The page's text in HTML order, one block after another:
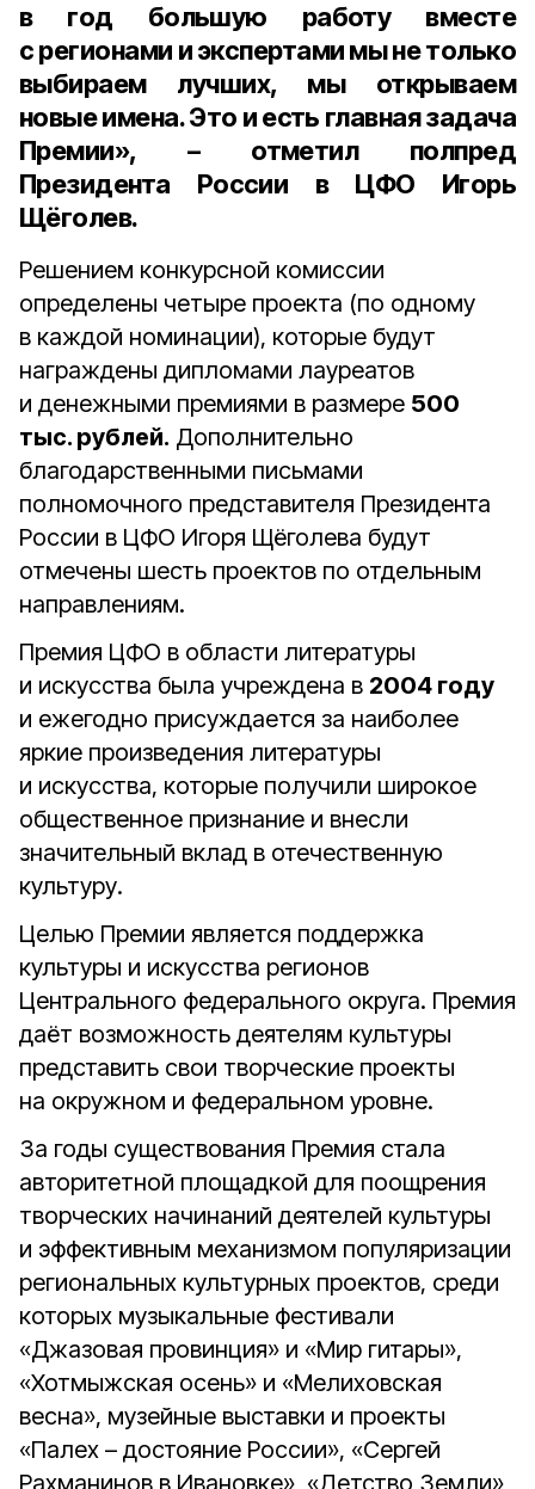
в год большую работу вместе
с регионами и экспертами мы не только
выбираем лучших, мы открываем
новые имена. Это и есть главная задача
Премии», – отметил полпред
Президента России в ЦФО Игорь
Щёголев.
Решением конкурсной комиссии
определены четыре проекта (по одному
в каждой номинации), которые будут
награждены дипломами лауреатов
и денежными премиями в размере 500
тыс. рублей. Дополнительно
благодарственными письмами
полномочного представителя Президента
России в ЦФО Игоря Щёголева будут
отмечены шесть проектов по отдельным
направлениям.
Премия ЦФО в области литературы
и искусства была учреждена в 2004 году
и ежегодно присуждается за наиболее
яркие произведения литературы
и искусства, которые получили широкое
общественное признание и внесли
значительный вклад в отечественную
культуру.
Целью Премии является поддержка
культуры и искусства регионов
Центрального федерального округа. Премия
даёт возможность деятелям культуры
представить свои творческие проекты
на окружном и федеральном уровне.
За годы существования Премия стала
авторитетной площадкой для поощрения
творческих начинаний деятелей культуры
и эффективным механизмом популяризации
региональных культурных проектов, среди
которых музыкальные фестивали
«Джазовая провинция» и «Мир гитары»,
«Хотмыжская осень» и «Мелиховская
весна», музейные выставки и проекты
«Палех – достояние России», «Сергей
Рахманинов в Ивановке», «Детство Земли»